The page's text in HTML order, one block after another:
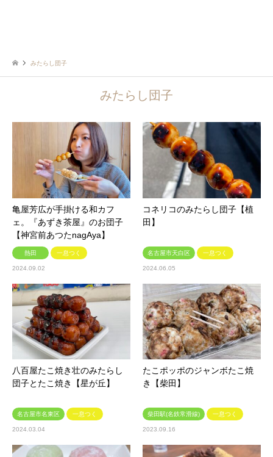
みたらし団子
みたらし団子
亀屋芳広が手掛ける和カフ
ェ。『あずき茶屋』のお団子
【神宮前あつたnagAya】
熱田 一息つく
2024.09.02
コネリコのみたらし団子【植
田】
名古屋市天白区 一息つく
2024.06.05
八百屋たこ焼き壮のみたらし
団子とたこ焼き【星が丘】
名古屋市名東区 一息つく
2024.03.04
たこポッポのジャンボたこ焼
き【柴田】
柴田駅(名鉄常滑線) 一息つく
2023.09.16